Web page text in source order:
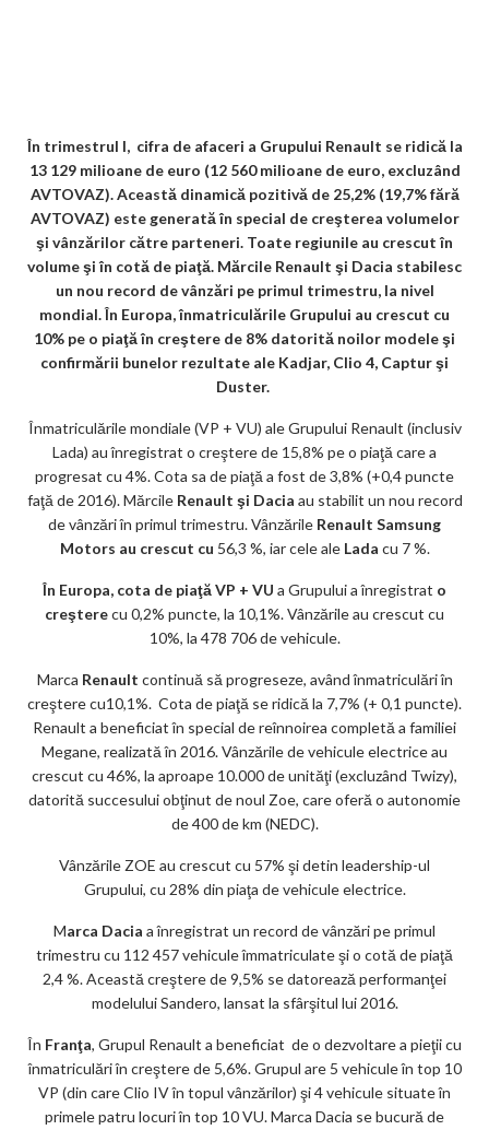
o
o
k
m
ar
ks
În trimestrul I, cifra de afaceri a Grupului Renault se ridică la
13 129 milioane de euro (12 560 milioane de euro, excluzând
AVTOVAZ). Această dinamică pozitivă de 25,2% (19,7% fără
AVTOVAZ) este generată în special de creşterea volumelor
şi vânzărilor către parteneri. Toate regiunile au crescut în
volume şi în cotă de piaţă. Mărcile Renault şi Dacia stabilesc
un nou record de vânzări pe primul trimestru, la nivel
mondial.În Europa, înmatriculările Grupului au crescut cu
10% pe o piaţă în creştere de 8% datorită noilor modele şi
confirmării bunelor rezultate ale Kadjar, Clio 4, Captur şi
Duster.
Înmatriculările mondiale (VP + VU) ale Grupului Renault (inclusiv
Lada) au înregistrat o creştere de 15,8% pe o piaţă care a
progresat cu 4%. Cota sa de piaţă a fost de 3,8% (+0,4 puncte
faţă de 2016). Mărcile Renault şi Dacia au stabilit un nou record
de vânzări în primul trimestru. Vânzările Renault Samsung
Motors au crescut cu 56,3 %, iar cele ale Lada cu 7 %.
În Europa, cota de piaţă VP + VU a Grupului a înregistrat o
creşterecu 0,2% puncte, la 10,1%. Vânzările au crescut cu
10%, la 478 706 de vehicule.
Marca Renault continuă să progreseze, având înmatriculări în
creştere cu10,1%. Cota de piaţă se ridică la 7,7% (+ 0,1 puncte).
Renault a beneficiat în special de reînnoirea completă a familiei
Megane, realizată în 2016. Vânzările de vehicule electrice au
crescut cu 46%, la aproape 10.000 de unităţi (excluzând Twizy),
datorită succesului obţinut de noul Zoe, care oferă o autonomie
de 400 de km (NEDC).
Vânzările ZOE au crescut cu 57% şi detin leadership-ul
Grupului, cu 28% din piaţa de vehicule electrice.
Marca Dacia a înregistrat un record de vânzări pe primul
trimestru cu 112 457 vehicule îmmatriculate şi o cotă de piaţă
2,4 %. Această creştere de 9,5% se datorează performanţei
modelului Sandero, lansat la sfârşitul lui 2016.
În Franţa, Grupul Renault a beneficiat de o dezvoltare a pieţii cu
înmatriculări în creştere de 5,6%. Grupul are 5 vehicule în top 10
VP (din care Clio IV în topul vânzărilor) şi 4 vehicule situate în
primele patru locuri în top 10 VU. Marca Dacia se bucură de